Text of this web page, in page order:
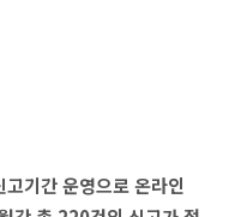
기간 운영으로 온라인